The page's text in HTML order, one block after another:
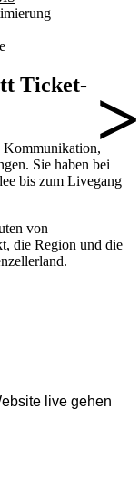
Ticket-
Kommunikation,
Sie haben bei
bis zum Livegang
von
die Region und die
live gehen